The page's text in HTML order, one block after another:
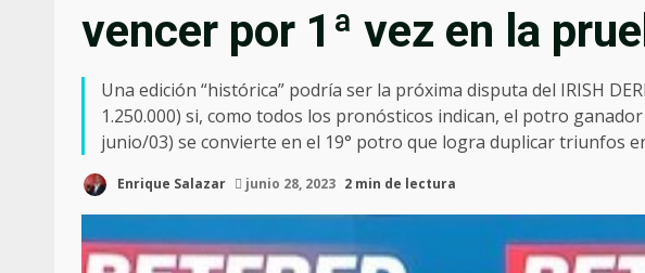
vencer por 1ª vez en la
Una edición “histórica” podría ser la próxima disputa del IRISH
1.250.000) si, como todos los pronósticos indican, el potro
junio/03) se convierte en el 19° potro que logra duplicar triunfos
Enrique Salazar junio 28, 2023 2 min de lectura